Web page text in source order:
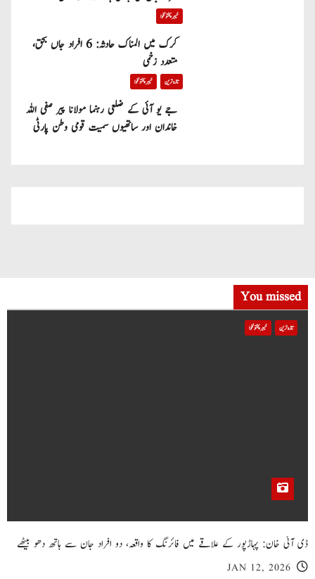
خیبر پختونخوا
کرک میں المناک حادثہ: 6 افراد جاں بحق،
متعدد زخمی
تازہ ترین خیبر پختونخوا
جے یو آئی کے ضلعی رہنما مولانا پیر صفی اللہ
خاندان اور ساتھیوں سمیت قومی وطن پارٹی
You missed
تازہ ترین خیبر پختونخوا
ڈی آئی خان: پہاڑپور کے علاقے میں فائرنگ کا واقعہ، دو افراد جان سے ہاتھ دھو بیٹھے
JAN 12, 2026